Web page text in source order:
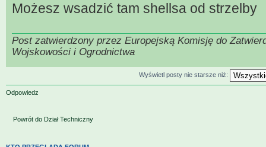
Możesz wsadzić tam shellsa od strzelby
Post zatwierdzony przez Europejską Komisję do
Wojskowości i Ogrodnictwa
Wyświetl posty nie starsze niż:
Odpowiedz
Powrót do Dział Techniczny